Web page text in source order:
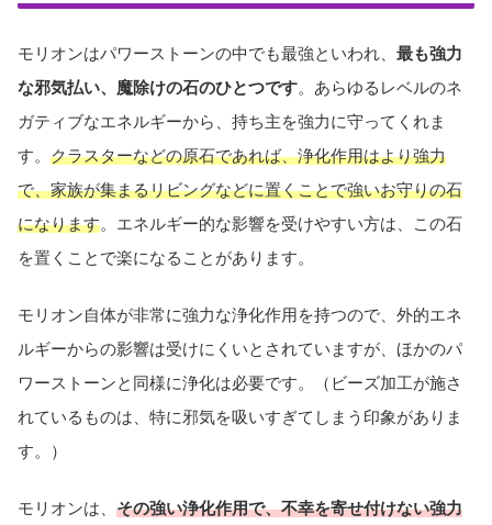
モリオンはパワーストーンの中でも最強といわれ、 最も強力
な邪気払い、魔除けの石のひとつです。あらゆるレベルのネ
ガティブなエネルギーから、持ち主を強力に守ってくれま
す。 クラスターなどの原石であれば、浄化作用はより強力
で、家族が集まるリビングなどに置くことで強いお守りの石
になります。エネルギー的な影響を受けやすい方は、この石
を置くことで楽になることがあります。
モリオン自体が非常に強力な浄化作用を持つので、外的エネ
ルギーからの影響は受けにくいとされていますが、ほかのパ
ワーストーンと同様に浄化は必要です。（ビーズ加工が施さ
れているものは、特に邪気を吸いすぎてしまう印象がありま
す。）
モリオンは、 その強い浄化作用で、不幸を寄せ付けない強力